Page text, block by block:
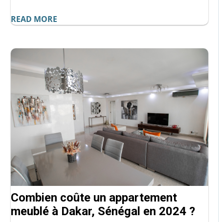
READ MORE
Combien coûte un appartement
meublé à Dakar, Sénégal en 2024 ?